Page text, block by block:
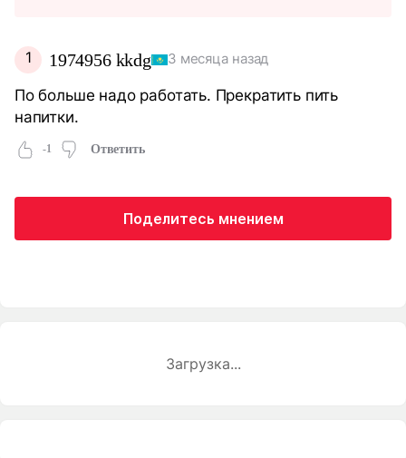
1 1974956 kkdg 3 месяца назад
По больше надо работать. Прекратить пить
напитки.
-1 Ответить
Поделитесь мнением
Загрузка...